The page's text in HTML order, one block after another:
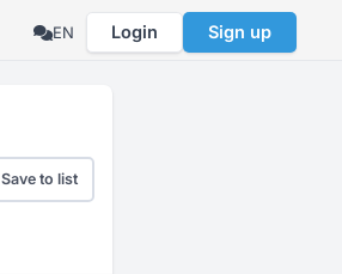
EN Login Sign up
Save to list